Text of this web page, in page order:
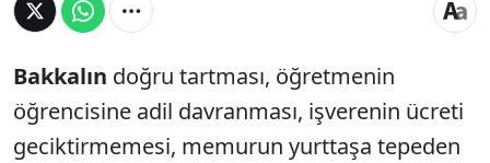
Bakkalın doğru tartması, öğretmenin
öğrencisine adil davranması, işverenin ücreti
geciktirmemesi, memurun yurttaşa tepeden